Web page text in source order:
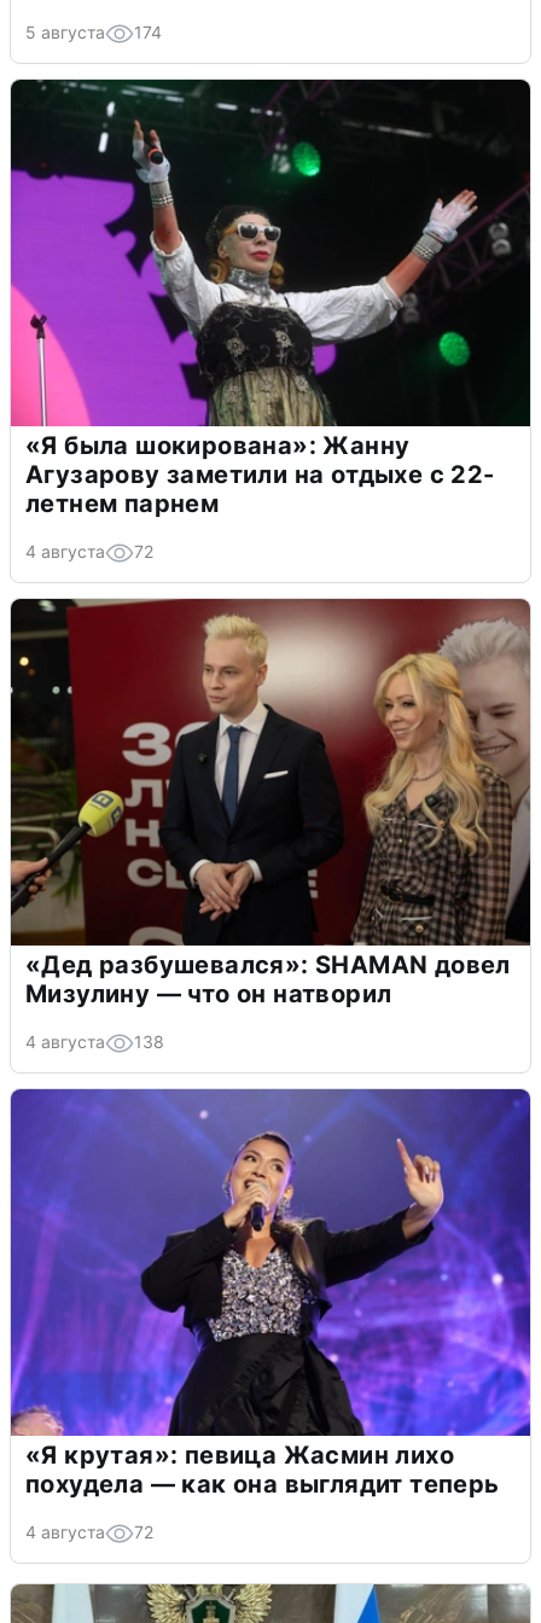
5 августа 174
«Я была шокирована»: Жанну
Агузарову заметили на отдыхе с 22-
летнем парнем
4 августа 72
«Дед разбушевался»: SHAMAN довел
Мизулину — что он натворил
4 августа 138
«Я крутая»: певица Жасмин лихо
похудела — как она выглядит теперь
4 августа 72